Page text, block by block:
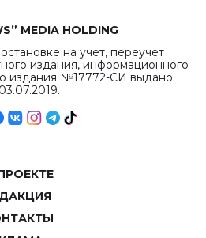
MEDIA HOLDING
на учет, переучет
издания, информационного
издания №17772-СИ выдано
03.07.2019.